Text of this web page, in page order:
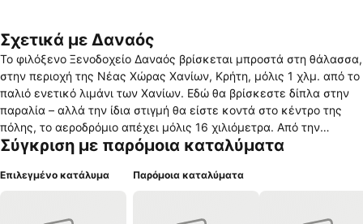
Σχετικά με Δαναός
Το φιλόξενο Ξενοδοχείο Δαναός βρίσκεται μπροστά στη θάλασσα,
στην περιοχή της Νέας Χώρας Χανίων, Κρήτη, μόλις 1 χλμ. από το
παλιό ενετικό λιμάνι των Χανίων. Εδώ θα βρίσκεστε δίπλα στην
παραλία – αλλά την ίδια στιγμή θα είστε κοντά στο κέντρο της
πόλης, το αεροδρόμιο απέχει μόλις 16 χιλιόμετρα. Από την
αμμώδη παραλία έχετε μια υπέροχη θέα των βράχων και υφάλων,
ενήλικες. Οι κάτοικοι της πόλης χρησιμοποιούν την παραλία της
Σύγκριση με παρόμοια καταλύματα
Επιλεγμένο κατάλυμα Παρόμοια καταλύματα